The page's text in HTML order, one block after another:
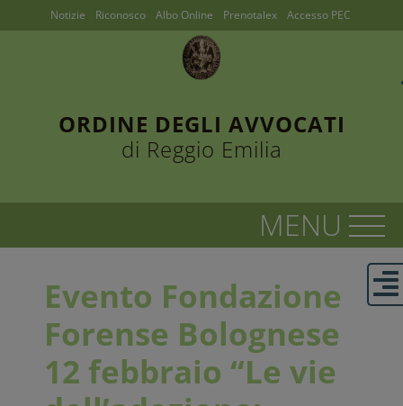
ORDINE DEGLI AVVOCATI
di Reggio Emilia
Notizie Riconosco Albo Online Prenotalex Accesso PEC
Evento Fondazione
Forense Bolognese
12 febbraio “Le vie